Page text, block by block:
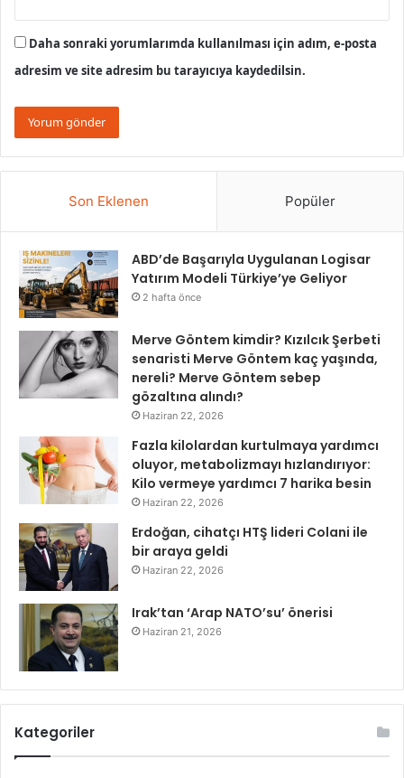
Daha sonraki yorumlarımda kullanılması için adım, e-posta
adresim ve site adresim bu tarayıcıya kaydedilsin.
Son Eklenen Popüler
ABD’de Başarıyla Uygulanan Logisar
Yatırım Modeli Türkiye’ye Geliyor
2 hafta önce
Merve Göntem kimdir? Kızılcık Şerbeti
senaristi Merve Göntem kaç yaşında,
nereli? Merve Göntem sebep
gözaltına alındı?
Haziran 22, 2026
Fazla kilolardan kurtulmaya yardımcı
oluyor, metabolizmayı hızlandırıyor:
Kilo vermeye yardımcı 7 harika besin
Haziran 22, 2026
Erdoğan, cihatçı HTŞ lideri Colani ile
bir araya geldi
Haziran 22, 2026
Irak’tan ‘Arap NATO’su’ önerisi
Haziran 21, 2026
Kategoriler